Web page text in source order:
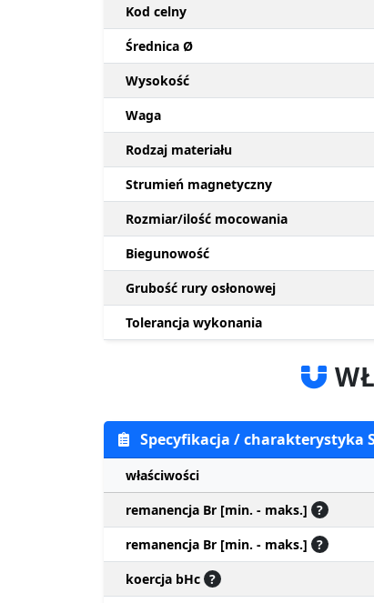
Kod celny
Średnica Ø
Wysokość
Waga
Rodzaj materiału
Strumień magnetyczny
Rozmiar/ilość mocowania
Biegunowość
Grubość rury osłonowej
Tolerancja wykonania
Specyfikacja / charakterystyka
właściwości
remanencja Br [min. - maks.] ?
remanencja Br [min. - maks.] ?
koercja bHc ?